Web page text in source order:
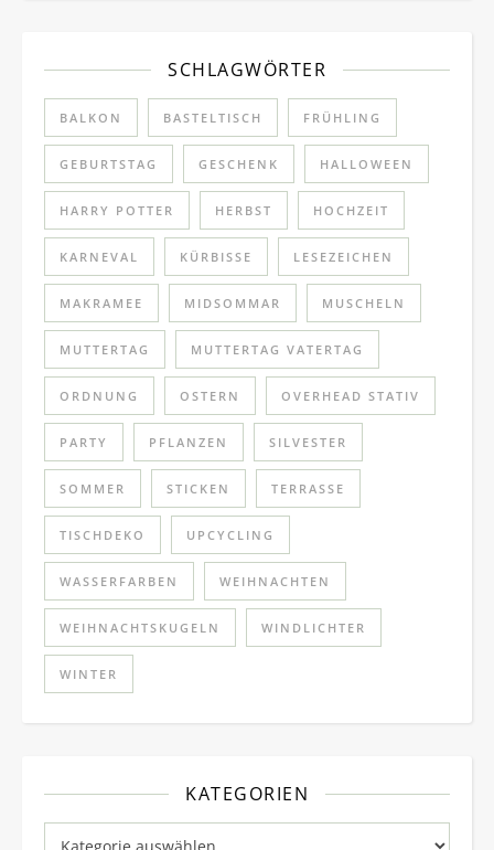
SCHLAGWÖRTER
BALKON BASTELTISCH FRÜHLING
GEBURTSTAG GESCHENK HALLOWEEN
HARRY POTTER HERBST HOCHZEIT
KARNEVAL KÜRBISSE LESEZEICHEN
MAKRAMEE MIDSOMMAR MUSCHELN
MUTTERTAG MUTTERTAG VATERTAG
ORDNUNG OSTERN OVERHEAD STATIV
PARTY PFLANZEN SILVESTER
SOMMER STICKEN TERRASSE
TISCHDEKO UPCYCLING
WASSERFARBEN WEIHNACHTEN
WEIHNACHTSKUGELN WINDLICHTER
WINTER
KATEGORIEN
Kategorien